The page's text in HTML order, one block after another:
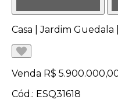
Casa | Jardim Guedala
Venda R$
Cód.: ESQ31618